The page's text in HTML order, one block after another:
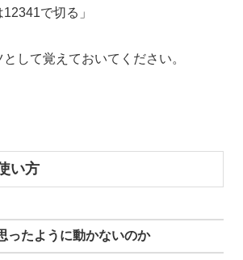
で切る」
して覚えておいてください。
い方
ったように動かないのか